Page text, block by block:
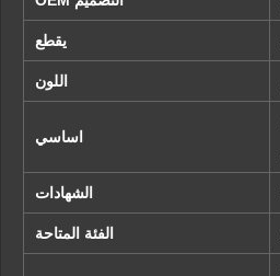
يقطع
اللون
اساسي
الشهادات
الفئة المتاحة